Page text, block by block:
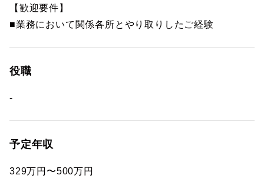
【歓迎要件】
■業務において関係各所とやり取りしたご経験
役職
-
予定年収
329万円〜500万円